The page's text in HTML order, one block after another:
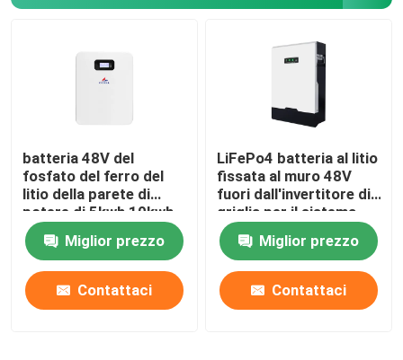
batteria 48V del
fosfato del ferro del
litio della parete di
potere di 5kwh 10kwh
per la centrale elettrica
domesticaMiglior prezzo
Contattaci
LiFePo4 batteria al litio
fissata al muro 48V
fuori dall'invertitore di
griglia per il sistema
domestico di energia
solareMiglior prezzo
Contattaci